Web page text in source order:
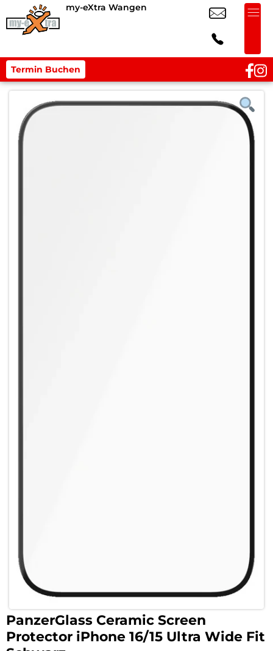
my-eXtra Wangen
Termin Buchen
PanzerGlass Ceramic Screen
Protector iPhone 16/15 Ultra Wide Fit